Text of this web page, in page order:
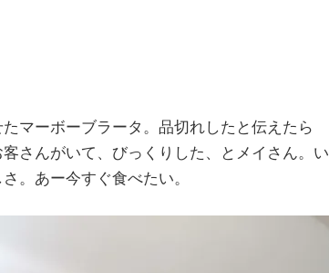
マーボーブラータ。品切れしたと伝えたら
さんがいて、びっくりした、とメイさん。い
。あー今すぐ食べたい。